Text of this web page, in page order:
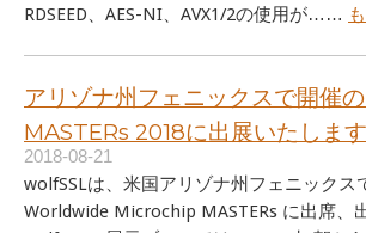
RDSEED、AES-NI、AVX1/2の使用が……
アリゾナ州フェニックスで開催
MASTERs 2018に出展いたします
2018-08-21
wolfSSLは、米国アリゾナ州フェニックス
Worldwide Microchip MASTERs に出席、